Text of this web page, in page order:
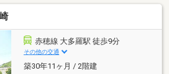
赤穂線 大多羅駅 徒歩9分
その他の交通
築30年11ヶ月 / 2階建